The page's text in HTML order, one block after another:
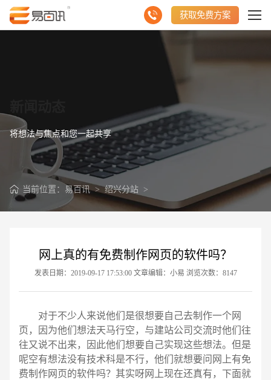
获取免费方案
将想法与焦点和您一起共享
当前位置： 易百讯>绍兴分站>
网上真的有免费制作网页的软件吗？
发表日期：2019-09-17 17:53:00 文章编辑：小易 浏览次数：8147
对于不少人来说他们是很想要自己去制作一个网
页，因为他们想法天马行空，与建站公司交流时他们往
往又说不出来，因此他们想要自己实现这些想法。但是
呢空有想法没有技术科是不行，他们就想要问网上有免
费制作网页的软件吗？其实呀网上现在还真有，下面就